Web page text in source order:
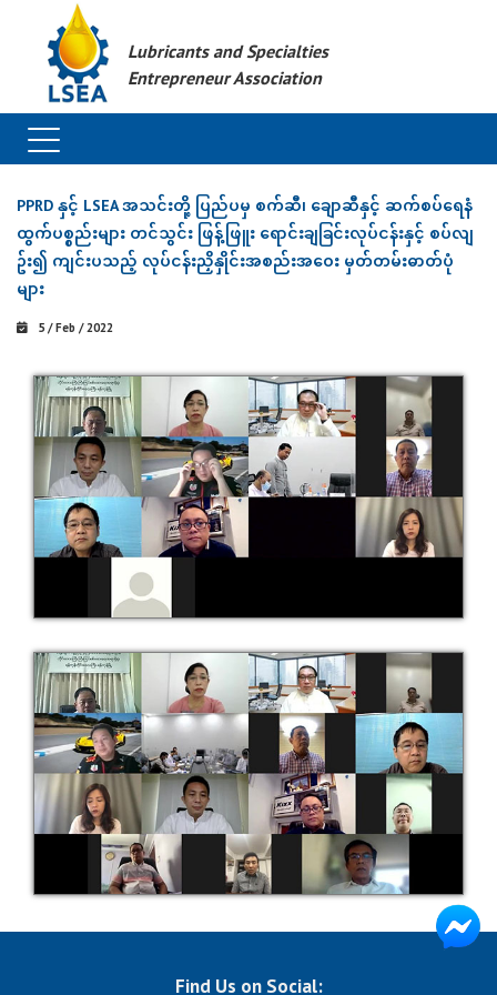
Lubricants and Specialties
Entrepreneur Association
PPRD နှင့် LSEA အသင်းတို့ ပြည်ပမှ စက်ဆီ၊ ချောဆီနှင့် ဆက်စပ်ရေနံ
ထွက်ပစ္စည်းများ တင်သွင်း ဖြန့်ဖြူး ရောင်းချခြင်းလုပ်ငန်းနှင့် စပ်လျ
ဥ်း၍ ကျင်းပသည့် လုပ်ငန်းညှိနှိုင်းအစည်းအဝေး မှတ်တမ်းဓာတ်ပုံ
များ
5 / Feb / 2022
Find Us on Social: